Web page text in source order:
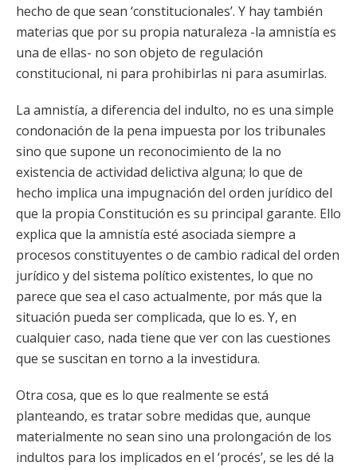
hecho de que sean ‘constitucionales’. Y hay también
materias que por su propia naturaleza -la amnistía es
una de ellas- no son objeto de regulación
constitucional, ni para prohibirlas ni para asumirlas.
La amnistía, a diferencia del indulto, no es una simple
condonación de la pena impuesta por los tribunales
sino que supone un reconocimiento de la no
existencia de actividad delictiva alguna; lo que de
hecho implica una impugnación del orden jurídico del
que la propia Constitución es su principal garante. Ello
explica que la amnistía esté asociada siempre a
procesos constituyentes o de cambio radical del orden
jurídico y del sistema político existentes, lo que no
parece que sea el caso actualmente, por más que la
situación pueda ser complicada, que lo es. Y, en
cualquier caso, nada tiene que ver con las cuestiones
que se suscitan en torno a la investidura.
Otra cosa, que es lo que realmente se está
planteando, es tratar sobre medidas que, aunque
materialmente no sean sino una prolongación de los
indultos para los implicados en el ‘procés’, se les dé la